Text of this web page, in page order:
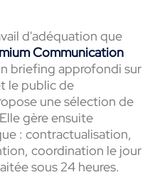
d'adéquation que
Communication
briefing approfondi sur
le public de
une sélection de
gère ensuite
: contractualisation,
coordination le jour
sous 24 heures.